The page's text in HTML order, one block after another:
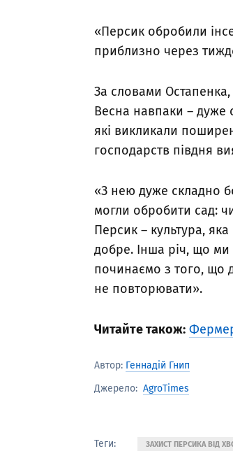
«Персик обробили
приблизно через
За словами
Весна навпаки – дуже
які викликали
господарств півдня
«З нею дуже складно
могли обробити сад:
Персик – культура,
добре. Інша річ, що
починаємо з того, що
не повторювати».
Читайте також:
Автор: Геннадій Гнип
Джерело: AgroTimes
Теги: ЗАХИСТ ПЕРСИКА ВІД